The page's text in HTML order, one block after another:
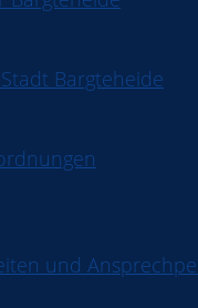
Bargteheide
und